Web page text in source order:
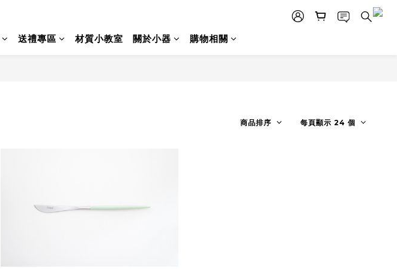
送禮專區 材質小教室 關於小器 購物相關
商品排序 每頁顯示 24 個